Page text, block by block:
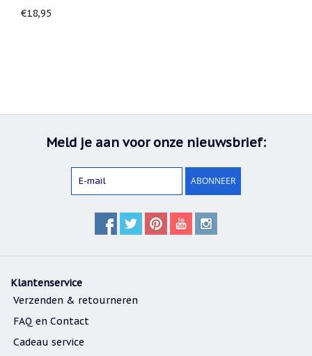
cadeautje?
€18,95
Meld je aan voor onze nieuwsbrief:
ABONNEER
Klantenservice
Verzenden & retourneren
FAQ en Contact
Cadeau service